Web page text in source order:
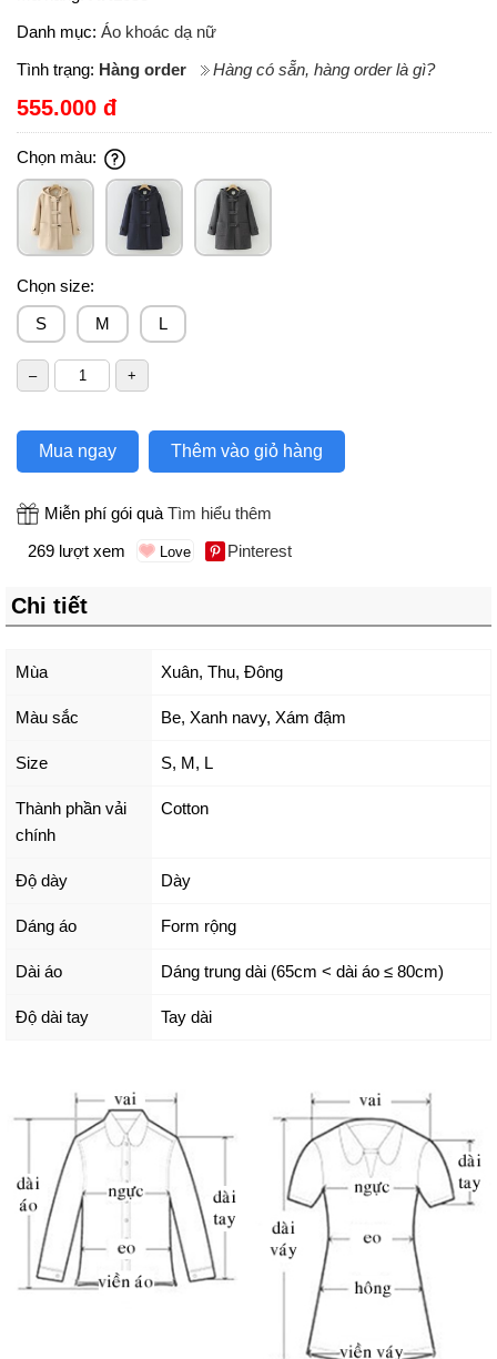
Danh mục: Áo khoác dạ nữ
Tình trạng: Hàng order Hàng có sẵn, hàng order là gì?
555.000 đ
Chọn màu:
Chọn size:
S
M L
Mua ngay Thêm vào giỏ hàng
Miễn phí gói quà Tìm hiểu thêm
269 lượt xem
Pinterest
Chi tiết
Mùa Xuân, Thu, Đông
Màu sắc Be, Xanh navy, Xám đậm
Size S, M, L
Thành phần vải
chính
Cotton
Độ dày Dày
Dáng áo Form rộng
Dài áo Dáng trung dài (65cm < dài áo ≤ 80cm)
Độ dài tay Tay dài